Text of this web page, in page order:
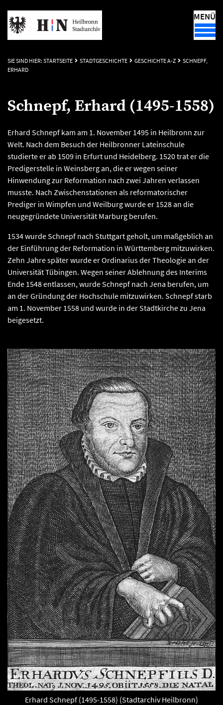
MENÜ
SIE SIND HIER: STARTSEITE STADTGESCHICHTE GESCHICHTE A-Z
SCHNEPF,
ERHARD
Schnepf, Erhard (1495-1558)
Erhard Schnepf kam am 1. November 1495 in Heilbronn zur
Welt. Nach dem Besuch der Heilbronner Lateinschule
studierte er ab 1509 in Erfurt und Heidelberg. 1520 trat er die
Predigerstelle in Weinsberg an, die er wegen seiner
Hinwendung zur Reformation nach zwei Jahren verlassen
musste. Nach Zwischenstationen als reformatorischer
Prediger in Wimpfen und Weilburg wurde er 1528 an die
neugegründete Universität Marburg berufen.
1534 wurde Schnepf nach Stuttgart geholt, um maßgeblich an
der Einführung der Reformation in Württemberg mitzuwirken.
Zehn Jahre später wurde er Ordinarius der Theologie an der
Universität Tübingen. Wegen seiner Ablehnung des Interims
Ende 1548 entlassen, wurde Schnepf nach Jena berufen, um
an der Gründung der Hochschule mitzuwirken. Schnepf starb
am 1. November 1558 und wurde in der Stadtkirche zu Jena
beigesetzt.
Erhard Schnepf (1495-1558) (Stadtarchiv Heilbronn)